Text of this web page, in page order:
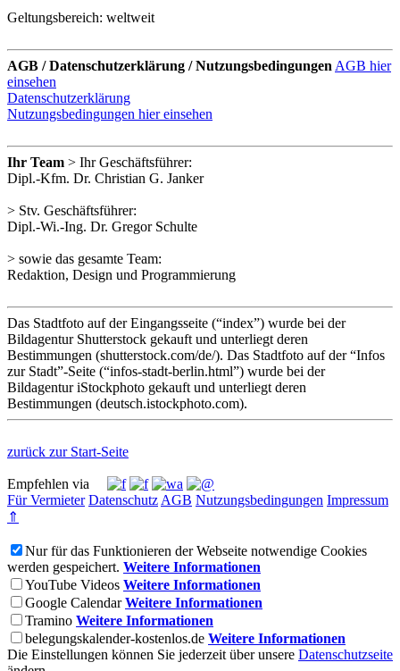
Geltungsbereich: weltweit
AGB / Datenschutzerklärung / Nutzungsbedingungen AGB hier
einsehen
Datenschutzerklärung
Nutzungsbedingungen hier einsehen
Ihr Team > Ihr Geschäftsführer:
Dipl.-Kfm. Dr. Christian G. Janker
> Stv. Geschäftsführer:
Dipl.-Wi.-Ing. Dr. Gregor Schulte
> sowie das gesamte Team:
Redaktion, Design und Programmierung
Das Stadtfoto auf der Eingangsseite (“index”) wurde bei der
Bildagentur Shutterstock gekauft und unterliegt deren
Bestimmungen (shutterstock.com/de/). Das Stadtfoto auf der “Infos
zur Stadt”-Seite (“infos-stadt-berlin.html”) wurde bei der
Bildagentur iStockphoto gekauft und unterliegt deren
Bestimmungen (deutsch.istockphoto.com).
zurück zur Start-Seite
Empfehlen via
Für Vermieter Datenschutz AGB Nutzungsbedingungen Impressum
⇑
Nur für das Funktionieren der Webseite notwendige Cookies
werden gespeichert. Weitere Informationen
YouTube Videos Weitere Informationen
Google Calendar Weitere Informationen
Tramino Weitere Informationen
belegungskalender-kostenlos.de Weitere Informationen
Die Einstellungen können Sie jederzeit über unsere Datenschutzseite